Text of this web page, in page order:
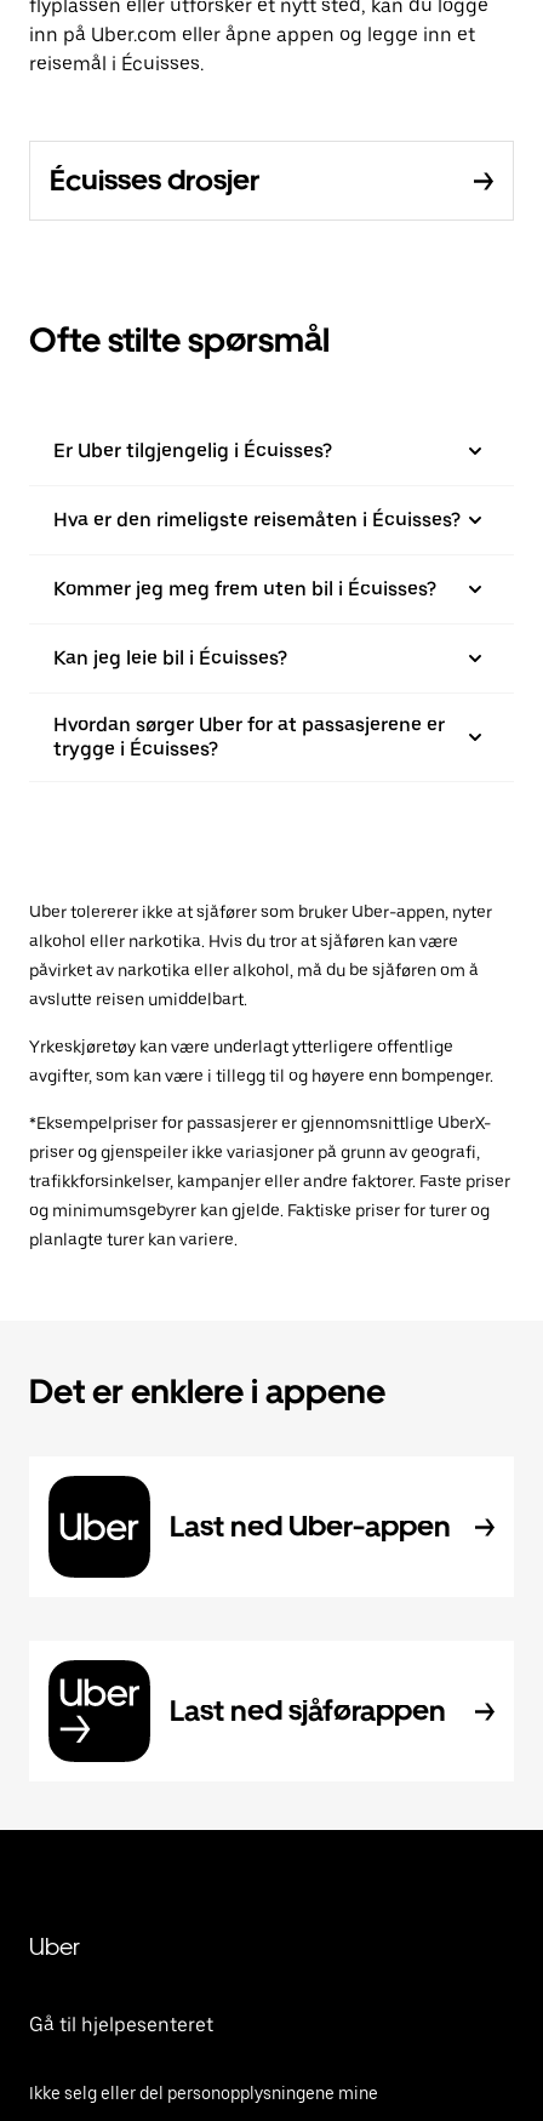
flyplassen eller utforsker et nytt sted, kan du logge
inn på Uber.com eller åpne appen og legge inn et
reisemål i Écuisses.
Écuisses drosjer
Ofte stilte spørsmål
Er Uber tilgjengelig i Écuisses?
Hva er den rimeligste reisemåten i Écuisses?
Kommer jeg meg frem uten bil i Écuisses?
Kan jeg leie bil i Écuisses?
Hvordan sørger Uber for at passasjerene er
trygge i Écuisses?
Uber tolererer ikke at sjåfører som bruker Uber-appen, nyter
alkohol eller narkotika. Hvis du tror at sjåføren kan være
påvirket av narkotika eller alkohol, må du be sjåføren om å
avslutte reisen umiddelbart.
Yrkeskjøretøy kan være underlagt ytterligere offentlige
avgifter, som kan være i tillegg til og høyere enn bompenger.
*Eksempelpriser for passasjerer er gjennomsnittlige UberX-
priser og gjenspeiler ikke variasjoner på grunn av geografi,
trafikkforsinkelser, kampanjer eller andre faktorer. Faste priser
og minimumsgebyrer kan gjelde. Faktiske priser for turer og
planlagte turer kan variere.
Det er enklere i appene
Last ned Uber-appen
Last ned sjåførappen
Uber
Gå til hjelpesenteret
Ikke selg eller del personopplysningene mine